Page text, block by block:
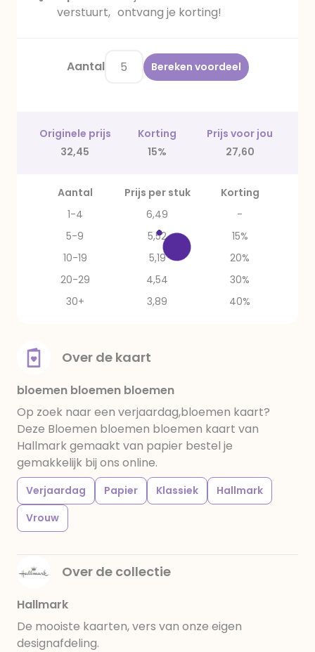
verstuurt, ontvang je korting!
Aantal Bereken voordeel
Originele prijs Korting
Prijs voor jou
32,45
15% 27,60
Aantal Prijs per stuk
Korting
1-4
6,49
-
5-9
5,52
15%
10-19
5,19
20%
20-29
4,54
30%
30+
3,89 40%
Over de kaart
bloemen bloemen bloemen
Op zoek naar een verjaardag,bloemen kaart?
Deze Bloemen bloemen bloemen kaart van
Hallmark gemaakt van papier bestel je
gemakkelijk bij ons online.
Verjaardag Papier Klassiek
Hallmark
Vrouw
Over de collectie
Hallmark
De mooiste kaarten, vers van onze eigen
designafdeling.